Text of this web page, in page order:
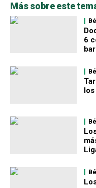
Más sobre este
6